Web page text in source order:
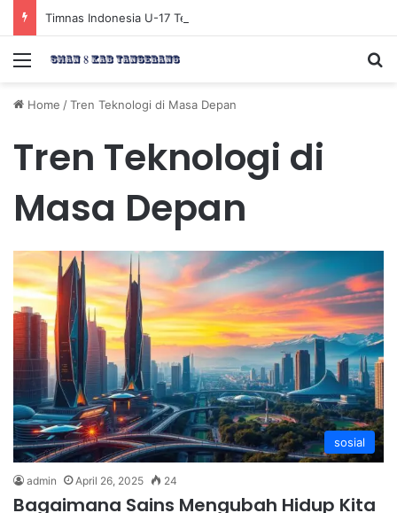
Menu
Home /Tren Teknologi di Masa Depan
Tren Teknologi di
Masa Depan
sosial
admin April 26, 2025 24
Bagaimana Sains Mengubah Hidup Kita